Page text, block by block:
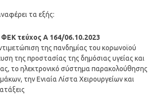
τα εξής:
ΦΕΚ τεύχος Α 164/06.10.2023
της πανδημίας του κορωνοϊού
της προστασίας της δημόσιας υγείας και
το ηλεκτρονικό σύστημα παρακολούθησης
την Ενιαία Λίστα Χειρουργείων και